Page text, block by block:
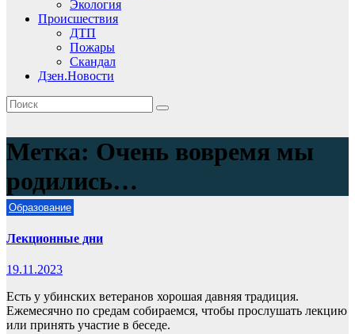
Экология
Происшествия
ДТП
Пожары
Скандал
Дзен.Новости
Метка: Очень вовремя мы
родились…
Образование
Лекционные дни
19.11.2023
Есть у убинских ветеранов хорошая давняя традиция.
Ежемесячно по средам собираемся, чтобы прослушать лекцию
или принять участие в беседе.